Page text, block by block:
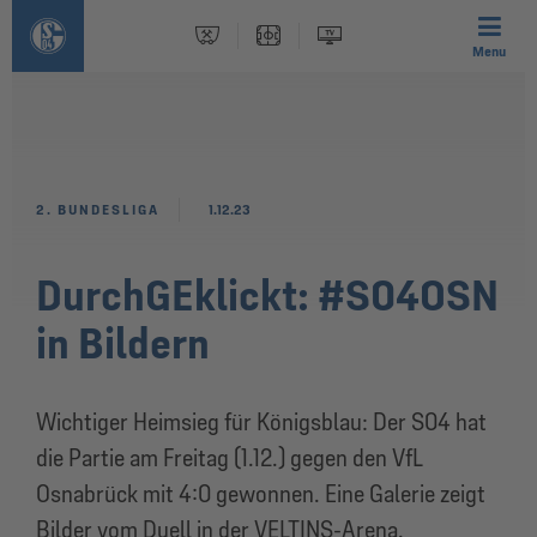
Menu
DurchGEklickt: #S04OSN
in Bildern
Wichtiger Heimsieg für Königsblau: Der S04 hat
die Partie am Freitag (1.12.) gegen den VfL
Osnabrück mit 4:0 gewonnen. Eine Galerie zeigt
Bilder vom Duell in der VELTINS-Arena.
2. BUNDESLIGA 1.12.23